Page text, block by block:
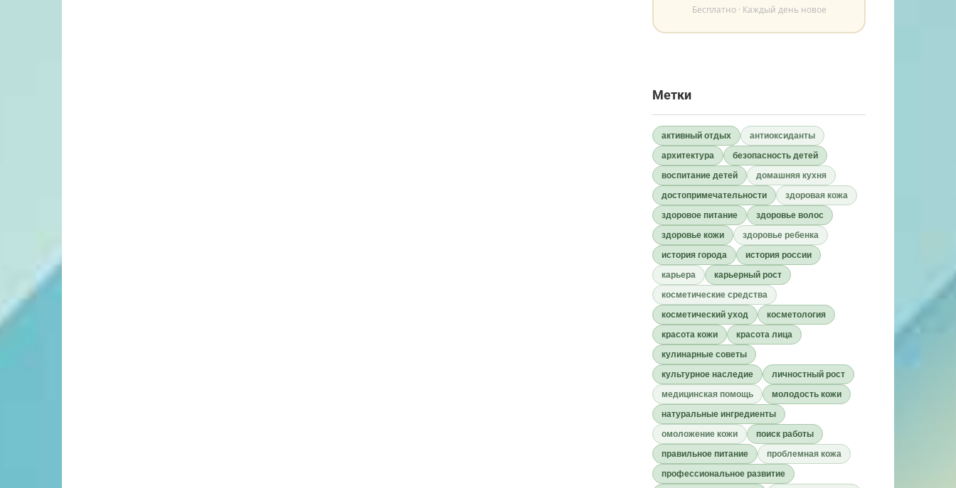
Бесплатно · Каждый день новое
Метки
активный отдых
антиоксиданты
архитектура
безопасность детей
воспитание детей
домашняя кухня
достопримечательности
здоровая кожа
здоровое питание
здоровье волос
здоровье кожи
здоровье ребенка
история города
история россии
карьера
карьерный рост
косметические средства
косметический уход
косметология
красота кожи
красота лица
кулинарные советы
культурное наследие
личностный рост
медицинская помощь
молодость кожи
натуральные ингредиенты
омоложение кожи
поиск работы
правильное питание
проблемная кожа
профессиональное развитие